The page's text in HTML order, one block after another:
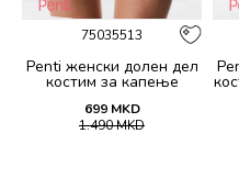
75035513
Penti женски долен дел
костим за капење
699 MKD
1.490MKD